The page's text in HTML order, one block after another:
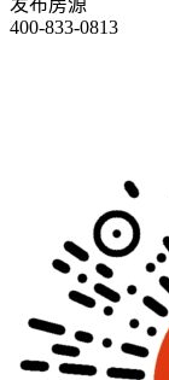
发布房源
400-833-0813